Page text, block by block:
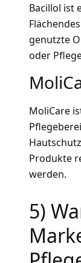
Bacillol ist
genutzte
oder
MoliCare
Produkte
werden.
5)